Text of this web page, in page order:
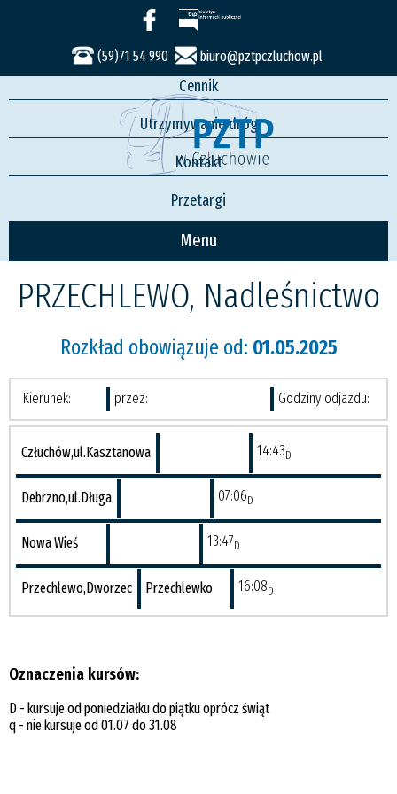
(59)71 54 990 biuro@pztpczluchow.pl
Menu
Usługi
Rozkład jazdy
Cennik
Utrzymywanie dróg
Kontakt
Przetargi
PRZECHLEWO, Nadleśnictwo
Rozkład obowiązuje od: 01.05.2025
Kierunek: przez: Godziny odjazdu:
Człuchów,ul.Kasztanowa 14:43D
Debrzno,ul.Długa 07:06D
Nowa Wieś 13:47D
Przechlewo,Dworzec Przechlewko 16:08D
Oznaczenia kursów:
D - kursuje od poniedziałku do piątku oprócz świąt
q - nie kursuje od 01.07 do 31.08